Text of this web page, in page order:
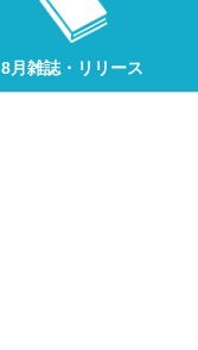
8月雑誌・リリース